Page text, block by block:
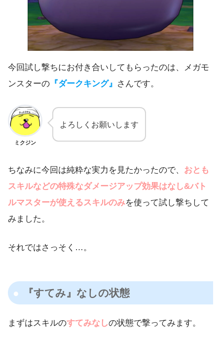
今回試し撃ちにお付き合いしてもらったのは、メガモ
ンスターの 『ダークキング』 さんです。
ミクジン
よろしくお願いします
ちなみに今回は純粋な実力を見たかったので、 おとも
スキルなどの特殊なダメージアップ効果はなし&バト
ルマスターが使えるスキルのみを使って試し撃ちして
みました。
それではさっそく…。
『すてみ』なしの状態
まずはスキルのすてみなしの状態で撃ってみます。